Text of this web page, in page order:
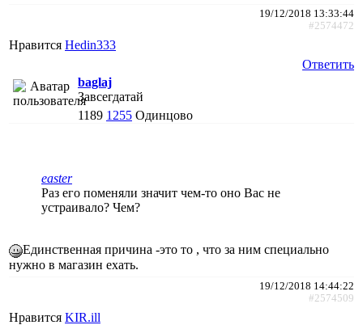
19/12/2018 13:33:44
#2574472
Нравится Hedin333
Ответить
baglaj
Завсегдатай
1189 1255 Одинцово
easter
Раз его поменяли значит чем-то оно Вас не
устраивало? Чем?
Единственная причина -это то , что за ним специально
нужно в магазин ехать.
19/12/2018 14:44:22
#2574509
Нравится KIR.ill